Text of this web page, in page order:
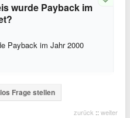
wurde Payback im
Payback im Jahr 2000
Frage stellen
zurück :: weiter